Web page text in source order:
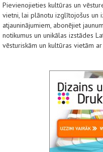
Pievienojieties kultūras un
vietni, lai plānotu izglītojošus un
atjauninājumiem, abonējiet
notikumus un unikālas izstādes
vēsturiskām un kultūras vietām